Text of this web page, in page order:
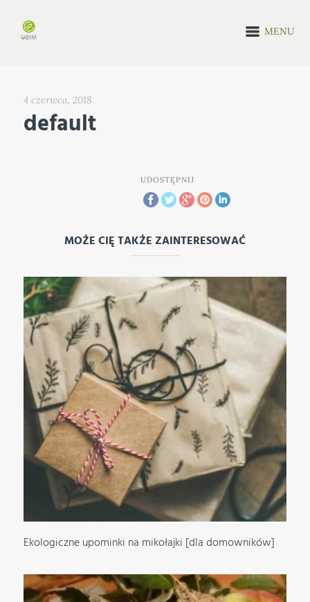
MENU
4 czerwca, 2018
default
UDOSTĘPNIJ
MOŻE CIĘ TAKŻE ZAINTERESOWAĆ
Ekologiczne upominki na mikołajki [dla domowników]